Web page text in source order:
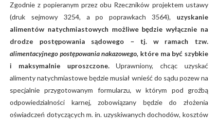
Zgodnie z popieranym przez obu Rzeczników projektem ustawy
(druk sejmowy 3254, a po poprawkach 3564), uzyskanie
alimentów natychmiastowych możliwe będzie wyłącznie na
drodze postępowania sądowego – tj. w ramach tzw.
alimentacyjnego postępowania nakazowego, które ma być szybkie
i maksymalnie uproszczone.Uprawniony, chcąc uzyskać
alimenty natychmiastowe będzie musiał wnieść do sądu pozew na
specjalnie przygotowanym formularzu, w którym pod groźbą
odpowiedzialności karnej, zobowiązany będzie do złożenia
oświadczeń dotyczących m. in. uzyskiwanych dochodów, kosztów